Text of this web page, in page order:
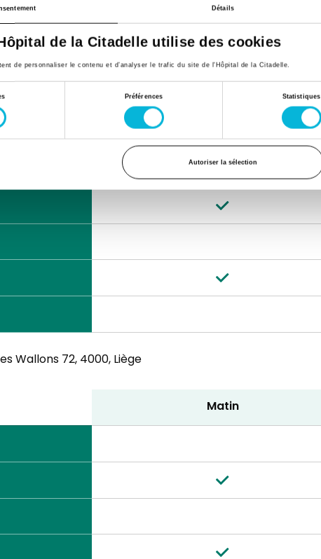
Détails
de la Citadelle utilise des cookies
de personnaliser le contenu et d’analyser le trafic du site de l'Hôpital de la Citadelle.
Préférences Statistiques
Autoriser la sélection
du 12e de Ligne 1,4000, Liège
Wallons 72, 4000, Liège
Matin